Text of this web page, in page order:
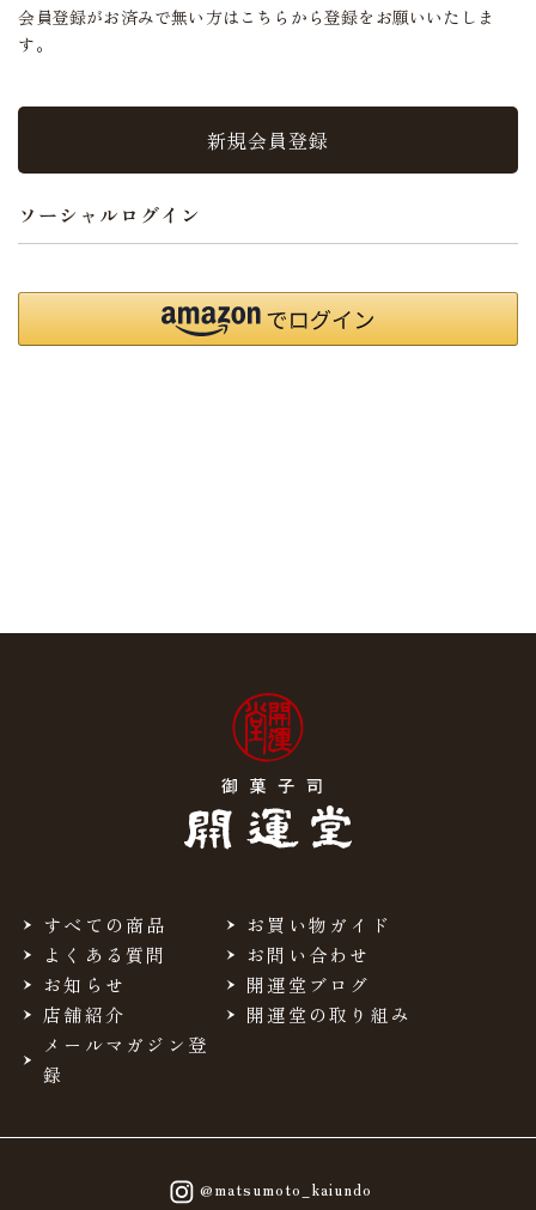
会員登録がお済みで無い方はこちらから登録をお願いいたしま
す。
新規会員登録
ソーシャルログイン
すべての商品
お買い物ガイド
よくある質問
お問い合わせ
お知らせ
開運堂ブログ
店舗紹介
開運堂の取り組み
メールマガジン登
録
@matsumoto_kaiundo